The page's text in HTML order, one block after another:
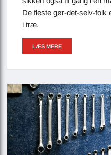
De fleste gør-det-selv-folk
i træ,
LÆS MERE